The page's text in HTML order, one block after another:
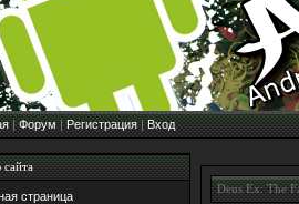
|Форум|Регистрация|Вход
страница
Deus Ex: The